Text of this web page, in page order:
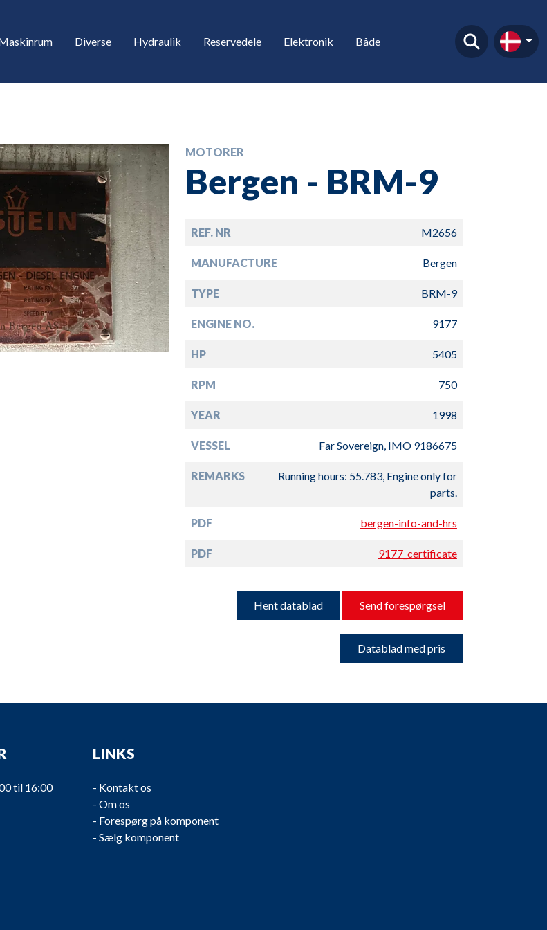
Diverse Hydraulik Reservedele Elektronik Både
MOTORER
Bergen - BRM-9
REF. NR M2656
MANUFACTURE Bergen
TYPE BRM-9
ENGINE NO. 9177
HP 5405
RPM 750
YEAR 1998
VESSEL Far Sovereign, IMO 9186675
REMARKS
Running hours: 55.783, Engine only for
parts.
PDF bergen-info-and-hrs
PDF 9177_certificate
Hent datablad Send forespørgsel
Datablad med pris
til 16:00
LINKS
- Kontakt os
- Om os
- Forespørg på komponent
- Sælg komponent